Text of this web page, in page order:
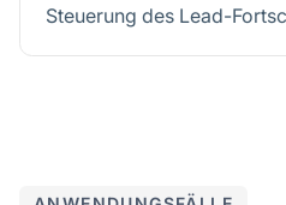
Steuerung des Lead-